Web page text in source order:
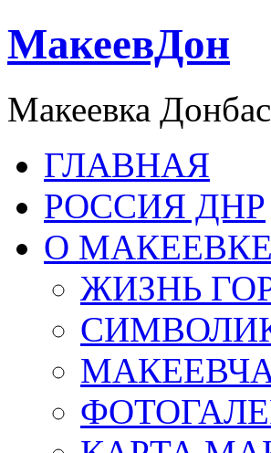
МакеевДон
Макеевка
ГЛАВНАЯ
РОССИЯ ДНР
О МАКЕЕВКЕ
ЖИЗНЬ